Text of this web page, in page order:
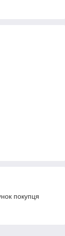
покупця